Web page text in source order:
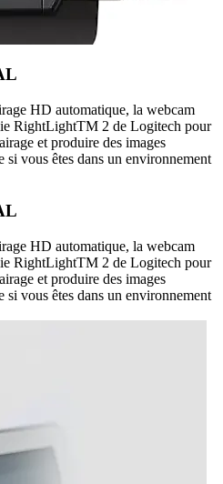
HD automatique, la webcam
RightLightTM 2 de Logitech pour
et produire des images
si vous êtes dans un environnement
HD automatique, la webcam
RightLightTM 2 de Logitech pour
et produire des images
si vous êtes dans un environnement